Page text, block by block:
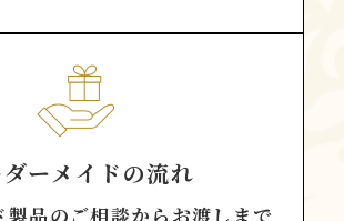
ーメイドの流れ
製品のご相談からお渡しまで